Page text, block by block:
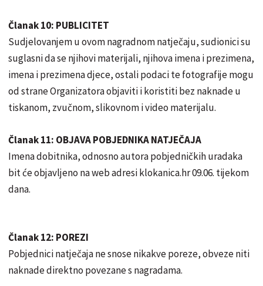
Članak 10: PUBLICITET
Sudjelovanjem u ovom nagradnom natječaju, sudionici su
suglasni da se njihovi materijali, njihova imena i prezimena,
imena i prezimena djece, ostali podaci te fotografije mogu
od strane Organizatora objaviti i koristiti bez naknade u
tiskanom, zvučnom, slikovnom i video materijalu.
Članak 11: OBJAVA POBJEDNIKA NATJEČAJA
Imena dobitnika, odnosno autora pobjedničkih uradaka
bit će objavljeno na web adresi klokanica.hr 09.06. tijekom
dana.
Članak 12: POREZI
Pobjednici natječaja ne snose nikakve poreze, obveze niti
naknade direktno povezane s nagradama.